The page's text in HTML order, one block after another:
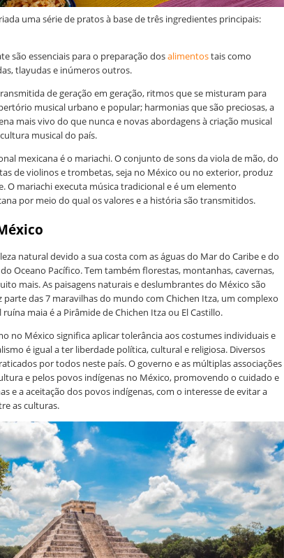
uma série de pratos à base de três ingredientes principais:
são essenciais para o preparação dosalimentostais como
tlayudas e inúmeros outros.
de geração em geração, ritmos que se misturam para
musical urbano e popular; harmonias que são preciosas, a
mais vivo do que nunca e novas abordagens à criação musical
musical do país.
mexicana é o mariachi. O conjunto de sons da viola de mão, do
de violinos e trombetas, seja no México ou no exterior, produz
O mariachi executa música tradicional e é um elemento
por meio do qual os valores e a história são transmitidos.
natural devido a sua costa com as águas do Mar do Caribe e do
Oceano Pacífico. Tem também florestas, montanhas, cavernas,
mais. As paisagens naturais e deslumbrantes do México são
parte das 7 maravilhas do mundo com Chichen Itza, um complexo
maia é a Pirâmide de Chichen Itza ou El Castillo.
no México significa aplicar tolerância aos costumes individuais e
é igual a ter liberdade política, cultural e religiosa. Diversos
por todos neste país. O governo e as múltiplas associações
e pelos povos indígenas no México, promovendo o cuidado e
e a aceitação dos povos indígenas, com o interesse de evitar a
as culturas.